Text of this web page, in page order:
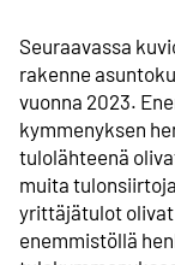
Seuraavassa
rakenne
vuonna 2023.
kymmenyksen
tulolähteenä
muita
yrittäjätulot olivat
enemmistöllä